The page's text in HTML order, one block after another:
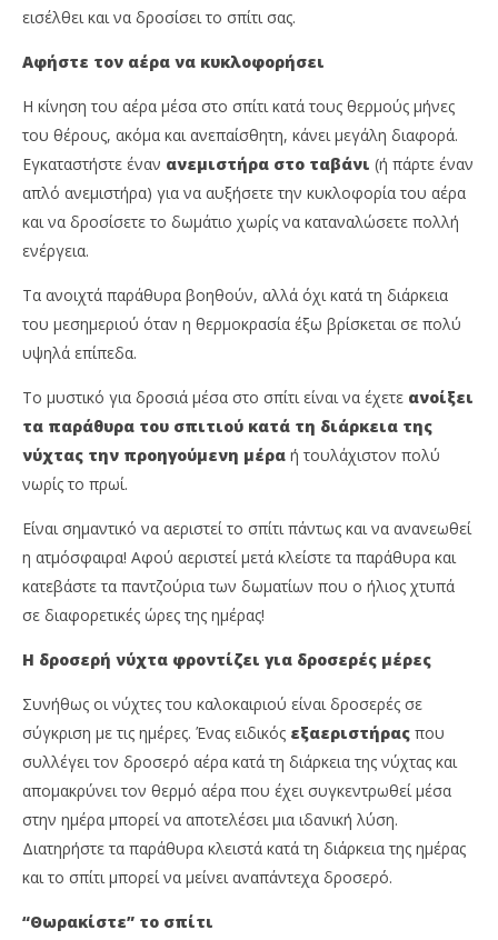
εισέλθει και να δροσίσει το σπίτι σας.
Αφήστε τον αέρα να κυκλοφορήσει
Η κίνηση του αέρα μέσα στο σπίτι κατά τους θερμούς μήνες
του θέρους, ακόμα και ανεπαίσθητη, κάνει μεγάλη διαφορά.
Εγκαταστήστε έναν ανεμιστήρα στο ταβάνι (ή πάρτε έναν
απλό ανεμιστήρα) για να αυξήσετε την κυκλοφορία του αέρα
και να δροσίσετε το δωμάτιο χωρίς να καταναλώσετε πολλή
ενέργεια.
Τα ανοιχτά παράθυρα βοηθούν, αλλά όχι κατά τη διάρκεια
του μεσημεριού όταν η θερμοκρασία έξω βρίσκεται σε πολύ
υψηλά επίπεδα.
Το μυστικό για δροσιά μέσα στο σπίτι είναι να έχετε ανοίξει
τα παράθυρα του σπιτιού κατά τη διάρκεια της
νύχτας την προηγούμενη μέρα ή τουλάχιστον πολύ
νωρίς το πρωί.
Είναι σημαντικό να αεριστεί το σπίτι πάντως και να ανανεωθεί
η ατμόσφαιρα! Αφού αεριστεί μετά κλείστε τα παράθυρα και
κατεβάστε τα παντζούρια των δωματίων που ο ήλιος χτυπά
σε διαφορετικές ώρες της ημέρας!
Η δροσερή νύχτα φροντίζει για δροσερές μέρες
Συνήθως οι νύχτες του καλοκαιριού είναι δροσερές σε
σύγκριση με τις ημέρες. Ένας ειδικός εξαεριστήρας που
συλλέγει τον δροσερό αέρα κατά τη διάρκεια της νύχτας και
απομακρύνει τον θερμό αέρα που έχει συγκεντρωθεί μέσα
στην ημέρα μπορεί να αποτελέσει μια ιδανική λύση.
Διατηρήστε τα παράθυρα κλειστά κατά τη διάρκεια της ημέρας
και το σπίτι μπορεί να μείνει αναπάντεχα δροσερό.
“Θωρακίστε” το σπίτι